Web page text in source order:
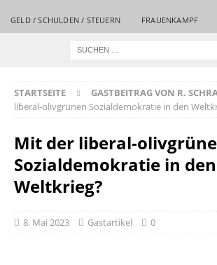
GELD / SCHULDEN / STEUERN FRAUENKAMPF
STARTSEITE GASTBEITRAG VON R.
liberal-olivgrünen Sozialdemokratie in den
Mit der liberal-
Sozialdemokratie in den
Weltkrieg?
8. Mai 2023 Gastartikel 0